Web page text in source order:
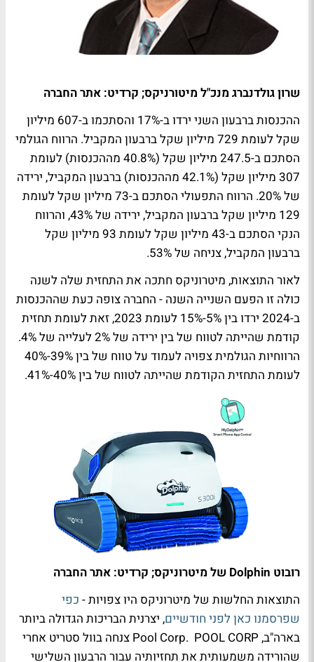
שרון גולדנברג מנכ"ל מיטורניקס; קרדיט: אתר החברה
ההכנסות ברבעון השני ירדו ב-17% והסתכמו ב-607 מיליון
שקל לעומת 729 מיליון שקל ברבעון המקביל. הרווח הגולמי
הסתכם ב-247.5 מיליון שקל (40.8% מההכנסות) לעומת
307 מיליון שקל (42.1% מההכנסות) ברבעון המקביל, ירידה
של 20%. הרווח התפעולי הסתכם ב-73 מיליון שקל לעומת
129 מיליון שקל ברבעון המקביל, ירידה של 43%, והרווח
הנקי הסתכם ב-43 מיליון שקל לעומת 93 מיליון שקל
ברבעון המקביל, צניחה של 53%.
לאור התוצאות, מיטרוניקס חתכה את התחזית שלה לשנה
כולה זו הפעם השנייה השנה - החברה צופה כעת שההכנסות
ב-2024 ירדו בין 5%-15% לעומת 2023, זאת לעומת תחזית
קודמת שהייתה לטווח של בין ירידה של 2% לעלייה של 4%.
הרווחיות הגולמית צפויה לעמוד על טווח של בין 39%-40%
לעומת התחזית הקודמת שהייתה לטווח של בין 40%-41%.
רובוט Dolphin של מיטרוניקס; קרדיט: אתר החברה
התוצאות החלשות של מיטרוניקס היו צפויות - כפי
שפרסמנו כאן לפני חודשיים, יצרנית הבריכות הגדולה ביותר
בארה"ב, Pool Corp. POOL CORP צנחה בוול סטריט אחרי
שהורידה משמעותית את תחזיותיה עבור הרבעון השלישי